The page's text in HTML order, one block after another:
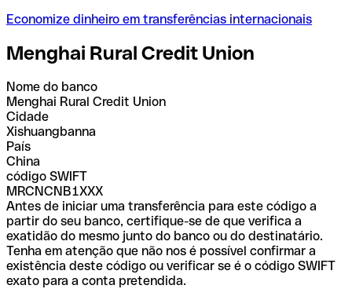
Economize dinheiro em transferências internacionais
Menghai Rural Credit Union
Nome do banco
Menghai Rural Credit Union
Cidade
Xishuangbanna
País
China
código SWIFT
MRCNCNB1XXX
Antes de iniciar uma transferência para este código a
partir do seu banco, certifique-se de que verifica a
exatidão do mesmo junto do banco ou do destinatário.
Tenha em atenção que não nos é possível confirmar a
existência deste código ou verificar se é o código SWIFT
exato para a conta pretendida.